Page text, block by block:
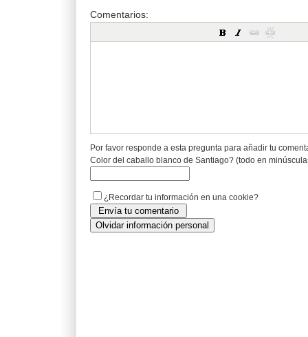
Comentarios:
Por favor responde a esta pregunta para añadir tu
Color del caballo blanco de Santiago? (todo en
¿Recordar tu información en una cookie?